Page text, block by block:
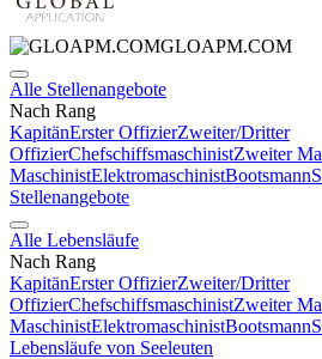
GLOAPM.COM
Alle Stellenangebote
Nach Rang
KapitänErster OffizierZweiter/Dritter
OffizierChefschiffsmaschinistZweiter
MaschinistElektromaschinistBootsmann
Stellenangebote
Alle Lebensläufe
Nach Rang
KapitänErster OffizierZweiter/Dritter
OffizierChefschiffsmaschinistZweiter
MaschinistElektromaschinistBootsmann
Lebensläufe von Seeleuten